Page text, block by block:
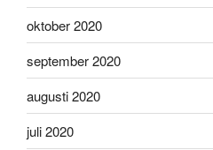
oktober 2020
september 2020
augusti 2020
juli 2020